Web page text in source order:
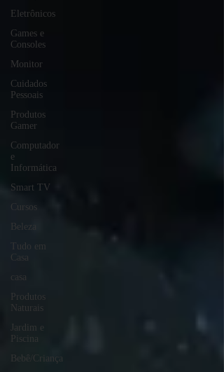
Eletrônicos
Games e
Consoles
Monitor
Cuidados
Pessoais
Produtos
Gamer
Computador
e
Informática
Smart TV
Cursos
Beleza
Tudo em
Casa
casa
Produtos
Naturais
Jardim e
Piscina
Bebê/Criança